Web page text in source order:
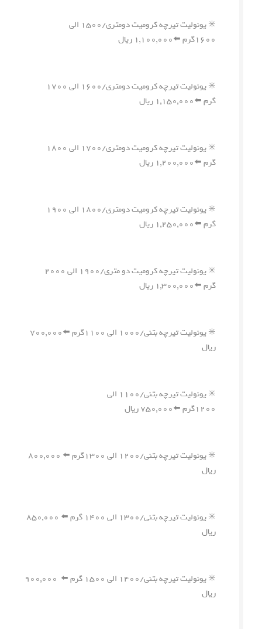
✳️ یونولیت تیرچه کرومیت دومتری/۱۵۰۰ الی
۱۶۰۰گرم ⬅️۱,۱۰۰,۰۰۰ ریال
✳️ یونولیت تیرچه کرومیت دومتری/۱۶۰۰ الی ۱۷۰۰
گرم ⬅️۱,۱۵۰,۰۰۰ ریال
✳️ یونولیت تیرچه کرومیت دومتری/۱۷۰۰ الی ۱۸۰۰
گرم ⬅️۱,۲۰۰,۰۰۰ ریال
✳️ یونولیت تیرچه کرومیت دومتری/۱۸۰۰ الی ۱۹۰۰
گرم ⬅️۱,۲۵۰,۰۰۰ ریال
✳️ یونولیت تیرچه کرومیت دو متری/۱۹۰۰ الی ۲۰۰۰
گرم ⬅️۱,۳۰۰,۰۰۰ ریال
✳️ یونولیت تیرچه بتنی/۱۰۰۰ الی ۱۱۰۰گرم ⬅️۷۰۰,۰۰۰
ریال
✳️ یونولیت تیرچه بتنی/۱۱۰۰ الی
۱۲۰۰گرم ⬅️۷۵۰,۰۰۰ ریال
✳️ یونولیت تیرچه بتنی/۱۲۰۰ الی ۱۳۰۰گرم ⬅️ ۸۰۰,۰۰۰
ریال
✳️ یونولیت تیرچه بتنی/۱۳۰۰ الی ۱۴۰۰ گرم ⬅️ ۸۵۰,۰۰۰
ریال
✳️ یونولیت تیرچه بتنی/۱۴۰۰ الی ۱۵۰۰ گرم ⬅️ ۹۰۰,۰۰۰
ریال